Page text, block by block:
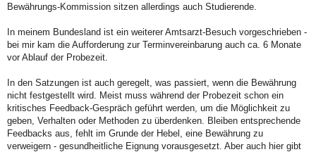
Bewährungs-Kommission sitzen allerdings auch Studierende.
In meinem Bundesland ist ein weiterer Amtsarzt-Besuch vorgeschrieben -
bei mir kam die Aufforderung zur Terminvereinbarung auch ca. 6 Monate
vor Ablauf der Probezeit.
In den Satzungen ist auch geregelt, was passiert, wenn die Bewährung
nicht festgestellt wird. Meist muss während der Probezeit schon ein
kritisches Feedback-Gespräch geführt werden, um die Möglichkeit zu
geben, Verhalten oder Methoden zu überdenken. Bleiben entsprechende
Feedbacks aus, fehlt im Grunde der Hebel, eine Bewährung zu
verweigern - gesundheitliche Eignung vorausgesetzt. Aber auch hier gibt